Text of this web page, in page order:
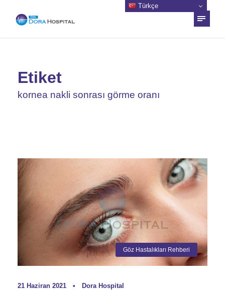
Etiket
kornea nakli sonrası görme oranı
Göz Hastalıkları Rehberi
21 Haziran 2021 • Dora Hospital
Türkçe